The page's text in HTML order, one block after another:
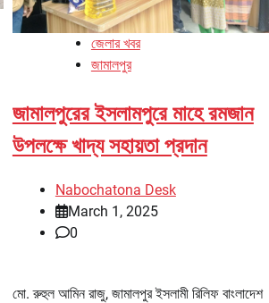
জেলার খবর
জামালপুর
জামালপুরের ইসলামপুরে মাহে রমজান
উপলক্ষে খাদ্য সহায়তা প্রদান
Nabochatona Desk
March 1, 2025
0
মো. রুহুল আমিন রাজু, জামালপুর ইসলামী রিলিফ বাংলাদেশ